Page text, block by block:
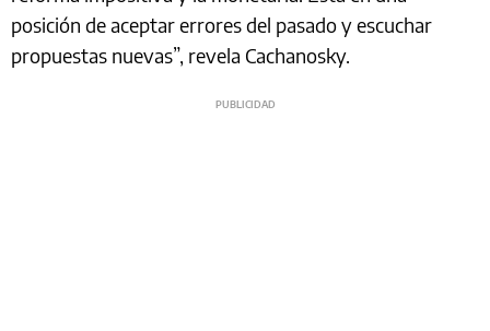
posición de aceptar errores del pasado y escuchar
propuestas nuevas”, revela Cachanosky.